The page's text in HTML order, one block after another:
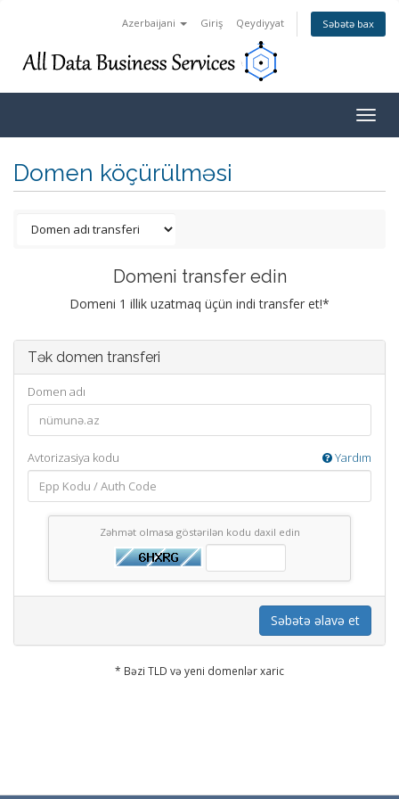
Azerbaijani Giriş Qeydiyyat Səbətə bax
Domen köçürülməsi
Domeni transfer edin
Domeni 1 illik uzatmaq üçün indi transfer et!*
Tək domen transferi
Domen adı
Avtorizasiya kodu Yardım
Zəhmət olmasa göstərilən kodu daxil edin
Səbətə əlavə et
* Bəzi TLD və yeni domenlər xaric